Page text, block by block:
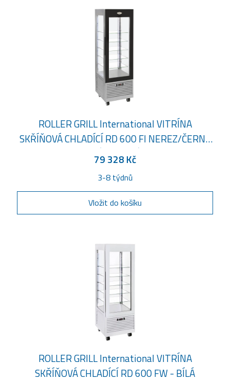
ROLLER GRILL International VITRÍNA
SKŘÍŇOVÁ CHLADÍCÍ RD 600 FI NEREZ/ČERNÝ
RÁM DVEŘÍ
79 328 Kč
3-8 týdnů
Vložit do košíku
ROLLER GRILL International VITRÍNA
SKŘÍŇOVÁ CHLADÍCÍ RD 600 FW - BÍLÁ